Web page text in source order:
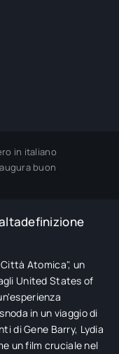
in italiano
buon
Atomica", un
United States of
in un viaggio di
di Gene Barry, Lydia
un film cruciale nel